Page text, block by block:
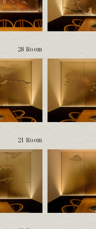
28 Room
21 Room